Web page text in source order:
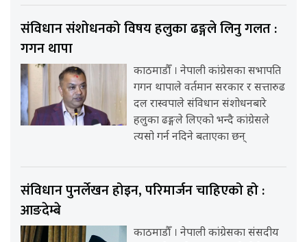
संविधान संशोधनको विषय हलुका ढङ्गले लिनु गलत :
गगन थापा
काठमाडौँ । नेपाली कांग्रेसका सभापति
गगन थापाले वर्तमान सरकार र सत्तारुढ
दल रास्वपाले संविधान संशोधनबारे
हलुका ढङ्गले लिएको भन्दै कांग्रेसले
त्यसो गर्न नदिने बताएका छन्
संविधान पुनर्लेखन होइन, परिमार्जन चाहिएको हो :
आङदेम्बे
काठमाडौँ । नेपाली कांग्रेसका संसदीय